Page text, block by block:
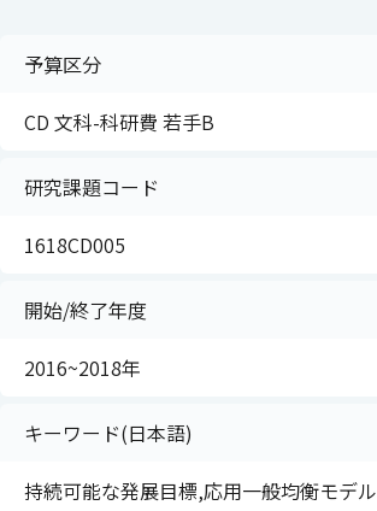
予算区分
CD 文科-科研費 若手B
研究課題コード
1618CD005
開始/終了年度
2016~2018年
キーワード(日本語)
持続可能な発展目標,応用一般均衡モデル